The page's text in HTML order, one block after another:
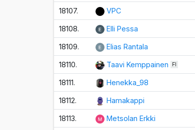
18107. VPC
18108. Elli Pessa
18109. Elias Rantala
18110. Taavi Kemppainen FI
18111. Henekka_98
18112. Hamakappi
18113. Metsolan Erkki